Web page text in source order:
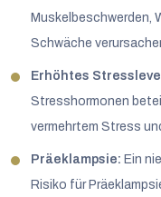
Muskelbeschwerden,
Schwäche
Erhöhtes
Stresshormonen
vermehrtem Stress
Präeklampsie: Ein
Risiko für